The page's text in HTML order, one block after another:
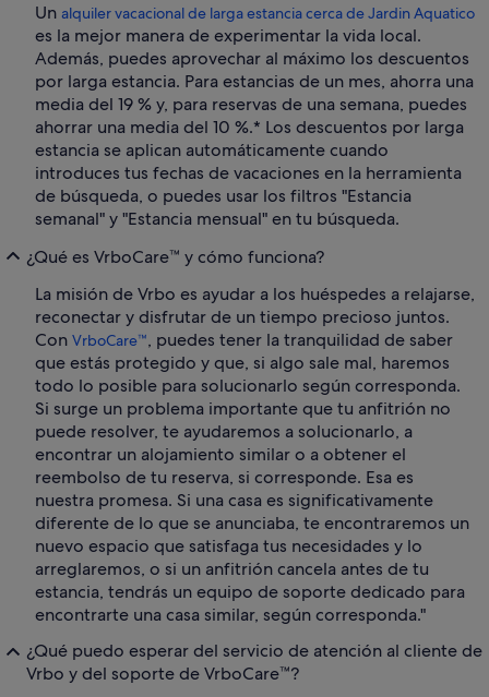
Un alquiler vacacional de larga estancia cerca de Jardin Aquatico
es la mejor manera de experimentar la vida local.
Además, puedes aprovechar al máximo los descuentos
por larga estancia. Para estancias de un mes, ahorra una
media del 19 % y, para reservas de una semana, puedes
ahorrar una media del 10 %.* Los descuentos por larga
estancia se aplican automáticamente cuando
introduces tus fechas de vacaciones en la herramienta
de búsqueda, o puedes usar los filtros "Estancia
semanal" y "Estancia mensual" en tu búsqueda.
¿Qué es VrboCare™ y cómo funciona?
La misión de Vrbo es ayudar a los huéspedes a relajarse,
reconectar y disfrutar de un tiempo precioso juntos.
Con VrboCare™, puedes tener la tranquilidad de saber
que estás protegido y que, si algo sale mal, haremos
todo lo posible para solucionarlo según corresponda.
Si surge un problema importante que tu anfitrión no
puede resolver, te ayudaremos a solucionarlo, a
encontrar un alojamiento similar o a obtener el
reembolso de tu reserva, si corresponde. Esa es
nuestra promesa. Si una casa es significativamente
diferente de lo que se anunciaba, te encontraremos un
nuevo espacio que satisfaga tus necesidades y lo
arreglaremos, o si un anfitrión cancela antes de tu
estancia, tendrás un equipo de soporte dedicado para
encontrarte una casa similar, según corresponda."
¿Qué puedo esperar del servicio de atención al cliente de
Vrbo y del soporte de VrboCare™?